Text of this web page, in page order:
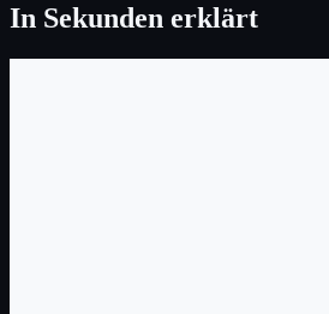
In Sekunden erklärt